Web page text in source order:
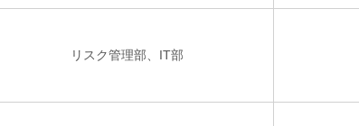
リスク管理部、IT部